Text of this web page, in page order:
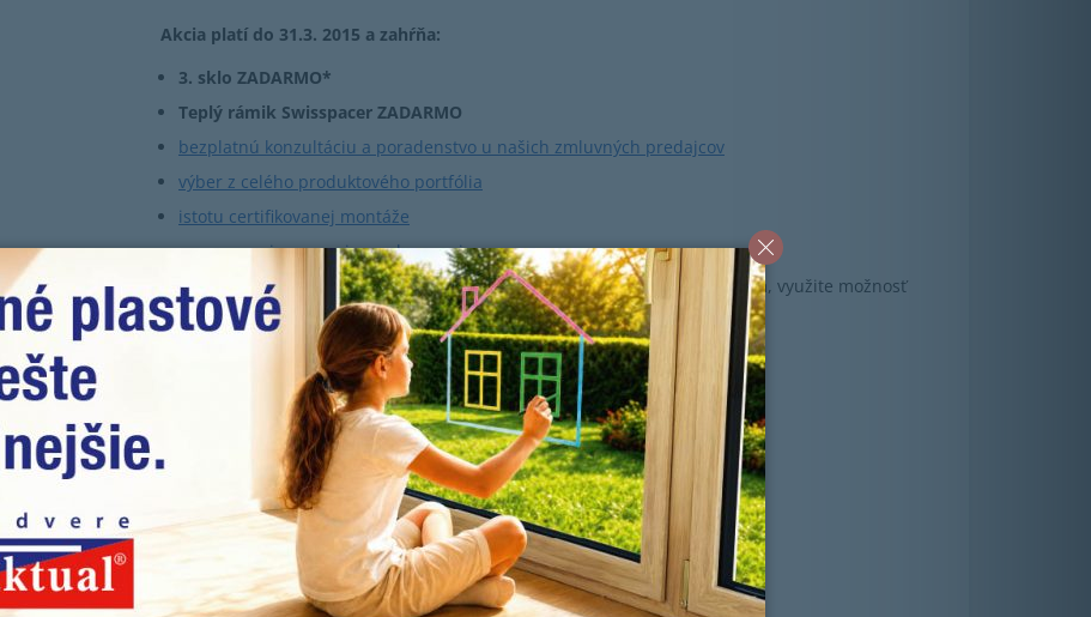
Akcia platí do 31.3. 2015 a zahŕňa:
3. sklo ZADARMO*
Teplý rámik Swisspacer ZADARMO
bezplatnú konzultáciu a poradenstvo u našich zmluvných predajcov
výber z celého produktového portfólia
istotu certifikovanej montáže
vypracovanie cenovej ponuky na mieru
Ak máte málo času a nedá sa Vám osobne stretnúť so zmluvným predajcom, využite možnosť
ON-LINE formulára na vypracovanie cenovej ponuky:
* bonus 3.sklo zadarmo platí pre výrobky SLOVAKTUAL Pasiv
Uverejnené: 13.3.2015